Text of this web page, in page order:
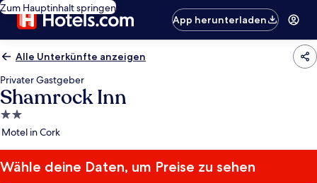
Zum Hauptinhalt springen
App herunterladen
Alle Unterkünfte anzeigen
Privater Gastgeber
Shamrock Inn
2.0-
Sterne-
Motel in Cork
Wähle deine Daten, um Preise zu sehen